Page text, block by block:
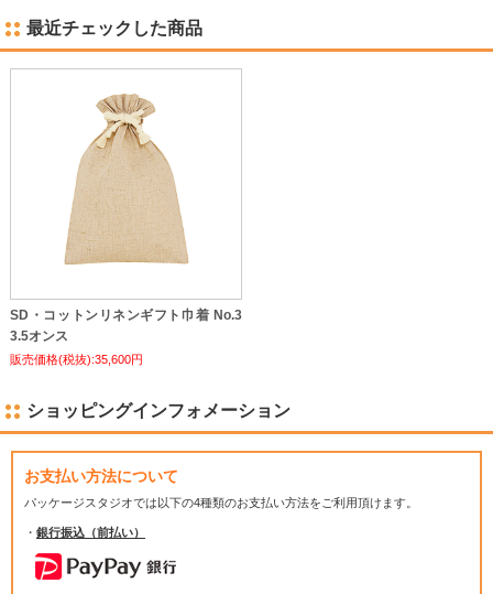
最近チェックした商品
SD・コットンリネンギフト巾着 No.3
3.5オンス
販売価格(税抜):35,600円
ショッピングインフォメーション
お支払い方法について
パッケージスタジオでは以下の4種類のお支払い方法をご利用頂けます。
・ 銀行振込（前払い）